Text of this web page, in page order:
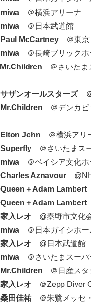
miwa ＠横浜アリーナ
miwa ＠日本武道館
Paul McCartney ＠東京
miwa ＠長崎ブリックホ
Mr.Children ＠さいたま
サザンオールスターズ＠
Mr.Children ＠デンカビ
Elton John ＠横浜アリ
Superfly ＠さいたまス
miwa ＠ベイシア文化ホ
Charles Aznavour
Queen＋Adam Lambert
Queen＋Adam Lambert
家入レオ @秦野市文化
miwa ＠日本ガイシホー
家入レオ @日本武道館
miwa ＠さいたまスーパ
Mr.Children ＠日産スタ
家入レオ ＠Zepp Diver
桑田佳祐＠朱鷺メッセ